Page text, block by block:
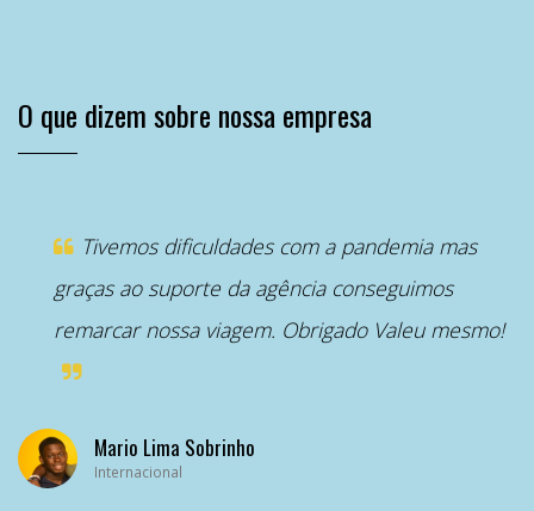
O que dizem sobre nossa empresa
Tivemos dificuldades com a pandemia mas
graças ao suporte da agência conseguimos
remarcar nossa viagem. Obrigado Valeu mesmo!
Mario Lima Sobrinho
Internacional